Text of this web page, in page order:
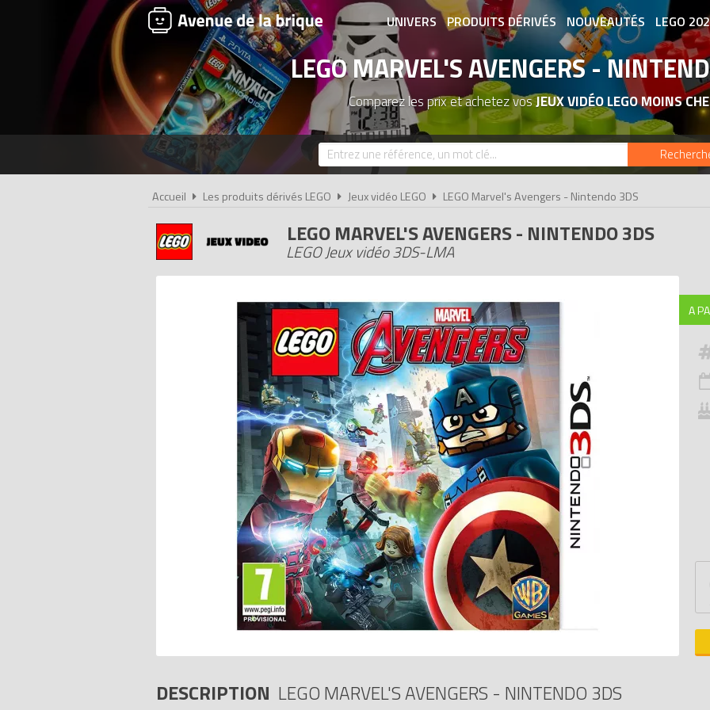
UNIVERS PRODUITS DÉRIVÉS NOUVEAUTÉS LEGO
ASSOCIATIONS DE FANS
LEGO MARVEL'S AVENGERS -
Comparez les prix et achetez vosJEUX VIDÉO LEGO MOINS
Accueil Les produits dérivés LEGO Jeux vidéo LEGO LEGO Marvel's Avengers - Nintendo 3DS
LEGO MARVEL'S AVENGERS - NINTENDO 3DS
LEGO Jeux vidéo 3DS-LMA
A
DESCRIPTION LEGO MARVEL'S AVENGERS - NINTENDO 3DS